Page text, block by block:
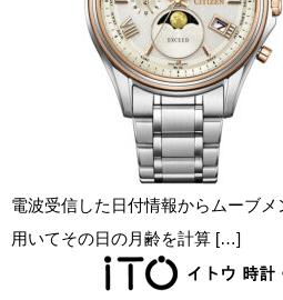
電波受信した日付情報からムーブ
用いてその日の月齢を計算 […]